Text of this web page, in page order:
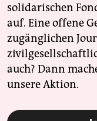
solidarischen
auf. Eine offene
zugänglichen
auch? Dann
unsere Aktion.